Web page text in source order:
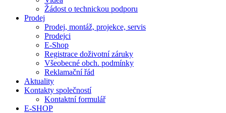
Žádost o technickou podporu
Prodej
Prodej, montáž, projekce, servis
Prodejci
E-Shop
Registrace doživotní záruky
Všeobecné obch. podmínky
Reklamační řád
Aktuality
Kontakty společností
Kontaktní formulář
E-SHOP